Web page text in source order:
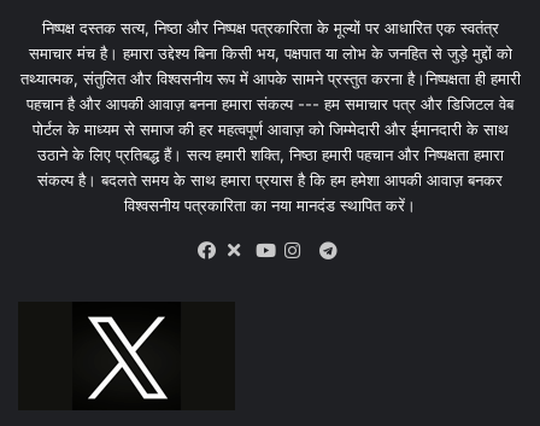
निष्पक्ष दस्तक सत्य, निष्ठा और निष्पक्ष पत्रकारिता के मूल्यों पर आधारित एक स्वतंत्र
समाचार मंच है। हमारा उद्देश्य बिना किसी भय, पक्षपात या लोभ के जनहित से जुड़े मुद्दों को
तथ्यात्मक, संतुलित और विश्वसनीय रूप में आपके सामने प्रस्तुत करना है।निष्पक्षता ही हमारी
पहचान है और आपकी आवाज़ बनना हमारा संकल्प --- हम समाचार पत्र और डिजिटल वेब
पोर्टल के माध्यम से समाज की हर महत्वपूर्ण आवाज़ को जिम्मेदारी और ईमानदारी के साथ
उठाने के लिए प्रतिबद्ध हैं। सत्य हमारी शक्ति, निष्ठा हमारी पहचान और निष्पक्षता हमारा
संकल्प है। बदलते समय के साथ हमारा प्रयास है कि हम हमेशा आपकी आवाज़ बनकर
विश्वसनीय पत्रकारिता का नया मानदंड स्थापित करें।
X
Telegram